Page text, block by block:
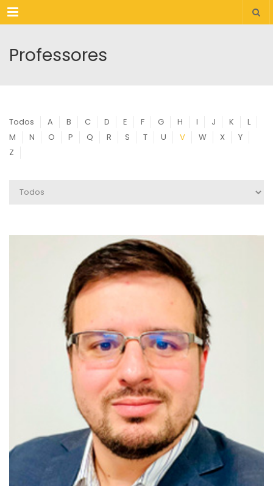
Menu
Professores
Todos A B C D E F G H I J K
L
M
N O P Q R S T U V W X
Y
Z